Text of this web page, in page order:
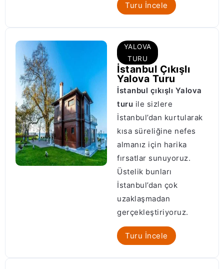
Turu İncele
YALOVA
TURU
İstanbul Çıkışlı
Yalova Turu
İstanbul çıkışlı Yalova
turu ile sizlere
İstanbul’dan kurtularak
kısa süreliğine nefes
almanız için harika
fırsatlar sunuyoruz.
Üstelik bunları
İstanbul’dan çok
uzaklaşmadan
gerçekleştiriyoruz.
Turu İncele